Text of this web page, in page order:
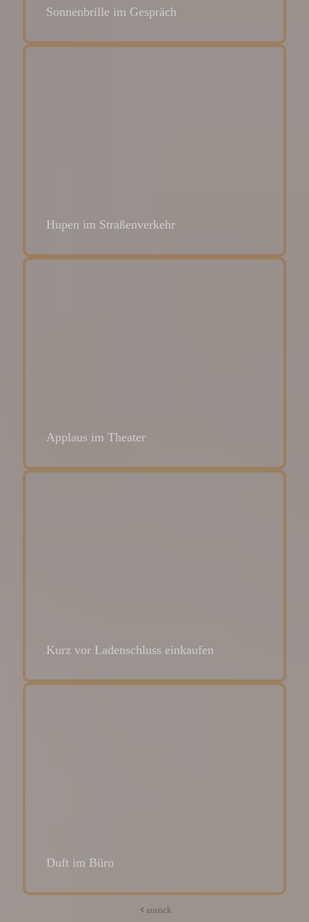
Sonnenbrille im Gespräch
Hupen im Straßenverkehr
Applaus im Theater
Kurz vor Ladenschluss einkaufen
Duft im Büro
zurück